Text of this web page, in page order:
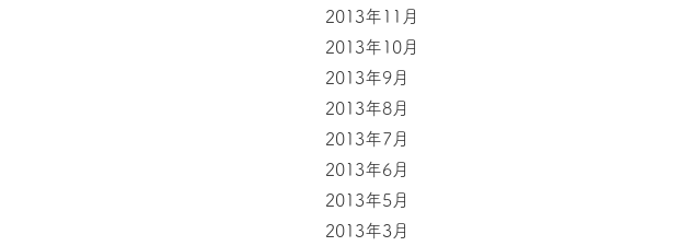
2013年11月
2013年10月
2013年9月
2013年8月
2013年7月
2013年6月
2013年5月
2013年3月